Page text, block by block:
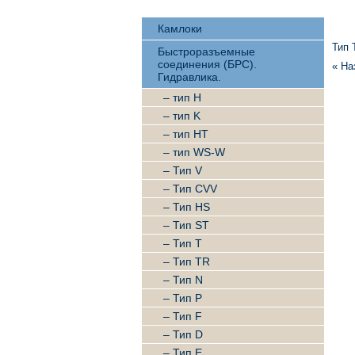
Камлоки
Быстроразъемные
соединения (БРС).
Гидравлика.
– тип H
– тип K
– тип HT
– тип WS-W
– Тип V
– Тип CVV
– Тип HS
– Тип ST
– Тип T
– Тип TR
– Тип N
– Тип P
– Тип F
– Тип D
Тип
«